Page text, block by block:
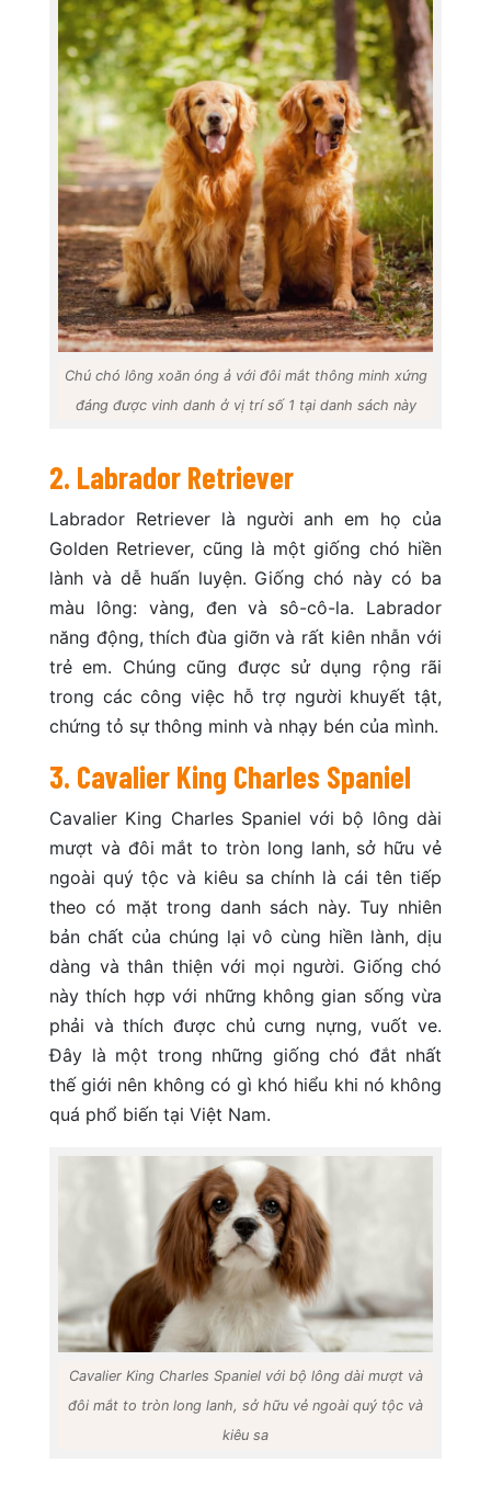
Chú chó lông xoăn óng ả với đôi mắt thông minh xứng
đáng được vinh danh ở vị trí số 1 tại danh sách này
2. Labrador Retriever
Labrador Retriever là người anh em họ của
Golden Retriever, cũng là một giống chó hiền
lành và dễ huấn luyện. Giống chó này có ba
màu lông: vàng, đen và sô-cô-la. Labrador
năng động, thích đùa giỡn và rất kiên nhẫn với
trẻ em. Chúng cũng được sử dụng rộng rãi
trong các công việc hỗ trợ người khuyết tật,
chứng tỏ sự thông minh và nhạy bén của mình.
3. Cavalier King Charles Spaniel
Cavalier King Charles Spaniel với bộ lông dài
mượt và đôi mắt to tròn long lanh, sở hữu vẻ
ngoài quý tộc và kiêu sa chính là cái tên tiếp
theo có mặt trong danh sách này. Tuy nhiên
bản chất của chúng lại vô cùng hiền lành, dịu
dàng và thân thiện với mọi người. Giống chó
này thích hợp với những không gian sống vừa
phải và thích được chủ cưng nựng, vuốt ve.
Đây là một trong những giống chó đắt nhất
thế giới nên không có gì khó hiểu khi nó không
quá phổ biến tại Việt Nam.
Cavalier King Charles Spaniel với bộ lông dài mượt và
đôi mắt to tròn long lanh, sở hữu vẻ ngoài quý tộc và
kiêu sa